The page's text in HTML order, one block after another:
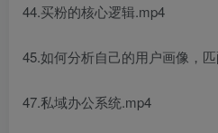
44.买粉的核心逻辑.mp4
45.如何分析自己的用户画像，
47.私域办公系统.mp4